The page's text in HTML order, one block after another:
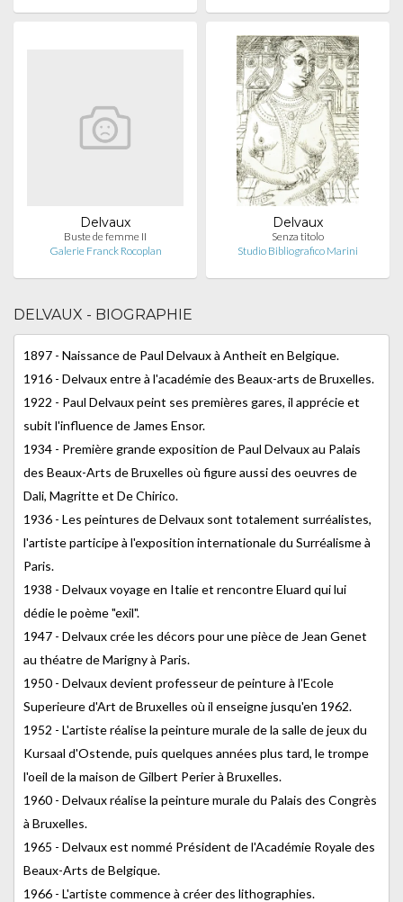
Delvaux
Buste de femme II
Galerie Franck Rocoplan
Delvaux
Senza titolo
Studio Bibliografico Marini
DELVAUX - BIOGRAPHIE
1897 - Naissance de Paul Delvaux à Antheit en Belgique.
1916 - Delvaux entre à l'académie des Beaux-arts de Bruxelles.
1922 - Paul Delvaux peint ses premières gares, il apprécie et
subit l'influence de James Ensor.
1934 - Première grande exposition de Paul Delvaux au Palais
des Beaux-Arts de Bruxelles où figure aussi des oeuvres de
Dali, Magritte et De Chirico.
1936 - Les peintures de Delvaux sont totalement surréalistes,
l'artiste participe à l'exposition internationale du Surréalisme à
Paris.
1938 - Delvaux voyage en Italie et rencontre Eluard qui lui
dédie le poème "exil".
1947 - Delvaux crée les décors pour une pièce de Jean Genet
au théatre de Marigny à Paris.
1950 - Delvaux devient professeur de peinture à l'Ecole
Superieure d'Art de Bruxelles où il enseigne jusqu'en 1962.
1952 - L'artiste réalise la peinture murale de la salle de jeux du
Kursaal d'Ostende, puis quelques années plus tard, le trompe
l'oeil de la maison de Gilbert Perier à Bruxelles.
1960 - Delvaux réalise la peinture murale du Palais des Congrès
à Bruxelles.
1965 - Delvaux est nommé Président de l'Académie Royale des
Beaux-Arts de Belgique.
1966 - L'artiste commence à créer des lithographies.